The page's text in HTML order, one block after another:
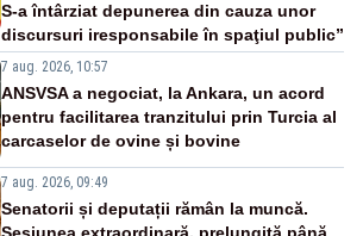
S-a întârziat depunerea din cauza unor
discursuri iresponsabile în spaţiul public”
7 aug. 2026, 10:57
ANSVSA a negociat, la Ankara, un acord
pentru facilitarea tranzitului prin Turcia al
carcaselor de ovine și bovine
7 aug. 2026, 09:49
Senatorii și deputații rămân la muncă.